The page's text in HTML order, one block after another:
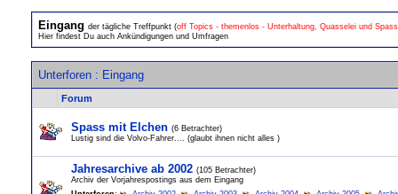
Eingang der tägliche Treffpunkt (off Topics - themenlos - Unterhaltung, Quasselei und Spass
Hier findest Du auch Ankündigungen und Umfragen
Unterforen : Eingang
Forum
Spass mit Elchen (6 Betrachter)
Lustig sind die Volvo-Fahrer.... (glaubt ihnen nicht alles )
Jahresarchive ab 2002 (105 Betrachter)
Archiv der Vorjahrespostings aus dem Eingang